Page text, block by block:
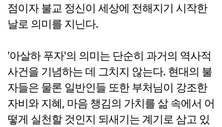
점이자 불교 정신이 세상에 전해지기 시작한
날로 의미를 지닌다.
'아살하 푸자'의 의미는 단순히 과거의 역사적
사건을 기념하는 데 그치지 않는다. 현대의 불
자들은 물론 일반인들 또한 부처님이 강조한
자비와 지혜, 마음 챙김의 가치를 삶 속에서 어
떻게 실천할 것인지 되새기는 계기로 삼고 있